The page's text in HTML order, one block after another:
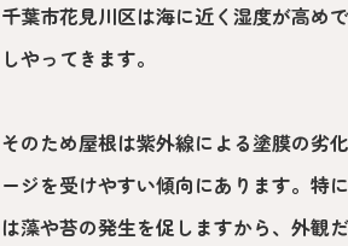
千葉市花見川区は海に近く湿度が高め
しやってきます。
そのため屋根は紫外線による塗膜の劣
ージを受けやすい傾向にあります。特
は藻や苔の発生を促しますから、外観